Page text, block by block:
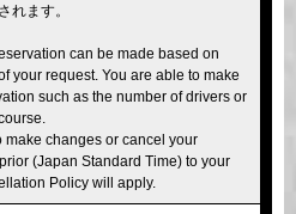
れます。
can be made based on
your request. You are able to make
such as the number of drivers or
make changes or cancel your
(Japan Standard Time) to your
Policy will apply.